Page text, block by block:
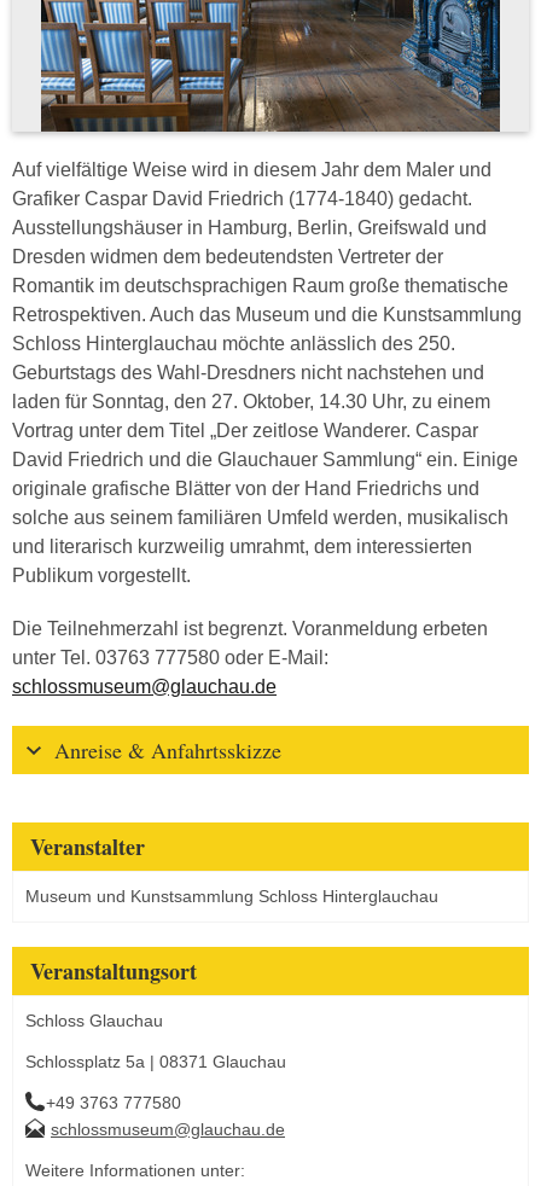
Auf vielfältige Weise wird in diesem Jahr dem Maler und
Grafiker Caspar David Friedrich (1774-1840) gedacht.
Ausstellungshäuser in Hamburg, Berlin, Greifswald und
Dresden widmen dem bedeutendsten Vertreter der
Romantik im deutschsprachigen Raum große thematische
Retrospektiven. Auch das Museum und die Kunstsammlung
Schloss Hinterglauchau möchte anlässlich des 250.
Geburtstags des Wahl-Dresdners nicht nachstehen und
laden für Sonntag, den 27. Oktober, 14.30 Uhr, zu einem
Vortrag unter dem Titel „Der zeitlose Wanderer. Caspar
David Friedrich und die Glauchauer Sammlung“ ein. Einige
originale grafische Blätter von der Hand Friedrichs und
solche aus seinem familiären Umfeld werden, musikalisch
und literarisch kurzweilig umrahmt, dem interessierten
Publikum vorgestellt.
Die Teilnehmerzahl ist begrenzt. Voranmeldung erbeten
unter Tel. 03763 777580 oder E-Mail:
schlossmuseum@glauchau.de
Anreise & Anfahrtsskizze
Veranstalter
Museum und Kunstsammlung Schloss Hinterglauchau
Veranstaltungsort
Schloss Glauchau
Schlossplatz 5a | 08371 Glauchau
+49 3763 777580
schlossmuseum@glauchau.de
Weitere Informationen unter: